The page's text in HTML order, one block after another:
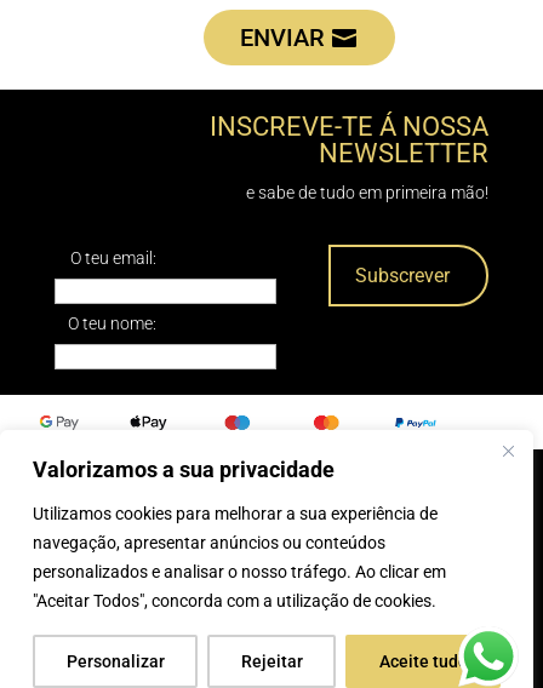
Valorizamos a sua privacidade
Utilizamos cookies para melhorar a sua experiência de
navegação, apresentar anúncios ou conteúdos
personalizados e analisar o nosso tráfego. Ao clicar em
"Aceitar Todos", concorda com a utilização de cookies.
Personalizar Rejeitar Aceite tudo
ENVIAR
INSCREVE-TE Á NOSSA
NEWSLETTER
e sabe de tudo em primeira mão!
O teu email:
O teu nome:
® 2025, Caparica Peles